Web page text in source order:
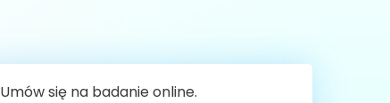
Umów się na badanie online.